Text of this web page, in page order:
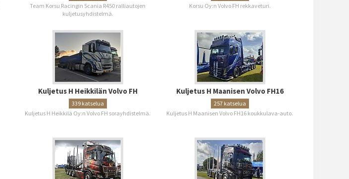
Team Korsu Racingin Scania R450 ralliautojen
kuljetusyhdistelmä.
Korsu Oy:n Volvo FH rekkaveturi.
Kuljetus H Heikkilän Volvo FH
339 katselua
Kuljetus H Heikkilä Oy:n Volvo FH sorayhdistelmä.
Kuljetus H Maanisen Volvo FH16
257 katselua
Kuljetus H Maanisen Volvo FH16 koukkulava-auto.